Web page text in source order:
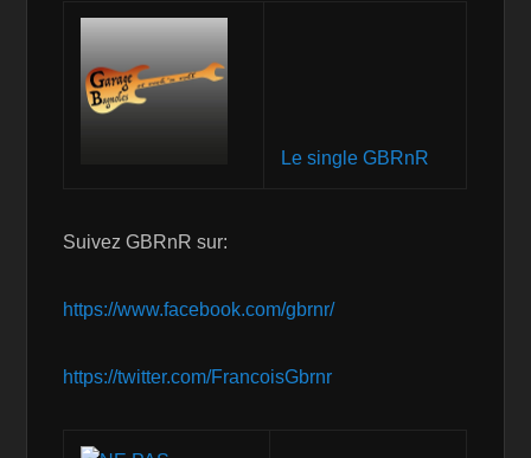
Le single GBRnR
Suivez GBRnR sur:
https://www.facebook.com/gbrnr/
https://twitter.com/FrancoisGbrnr